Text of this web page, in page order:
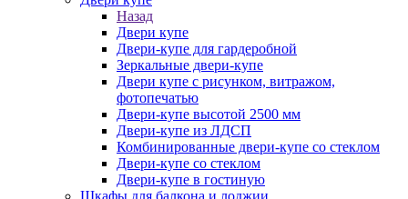
Назад
Двери купе
Двери-купе для гардеробной
Зеркальные двери-купе
Двери купе с рисунком, витражом,
фотопечатью
Двери-купе высотой 2500 мм
Двери-купе из ЛДСП
Комбинированные двери-купе со стеклом
Двери-купе со стеклом
Двери-купе в гостиную
Шкафы для балкона и лоджии